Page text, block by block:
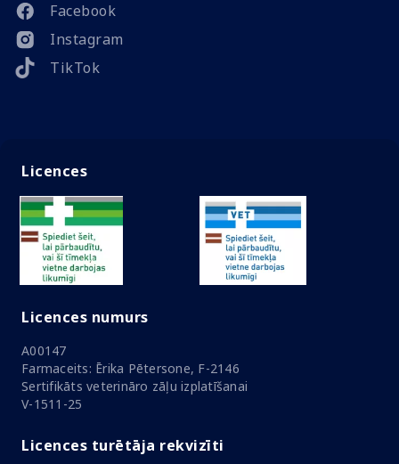
Facebook
Instagram
TikTok
Licences
Licences numurs
A00147
Farmaceits: Ērika Pētersone, F-2146
Sertifikāts veterināro zāļu izplatīšanai
V-1511-25
Licences turētāja rekvizīti